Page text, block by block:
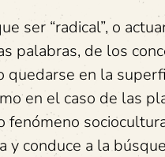
“radical”, o actuar
palabras, de los
quedarse en la
en el caso de las
y conduce a la